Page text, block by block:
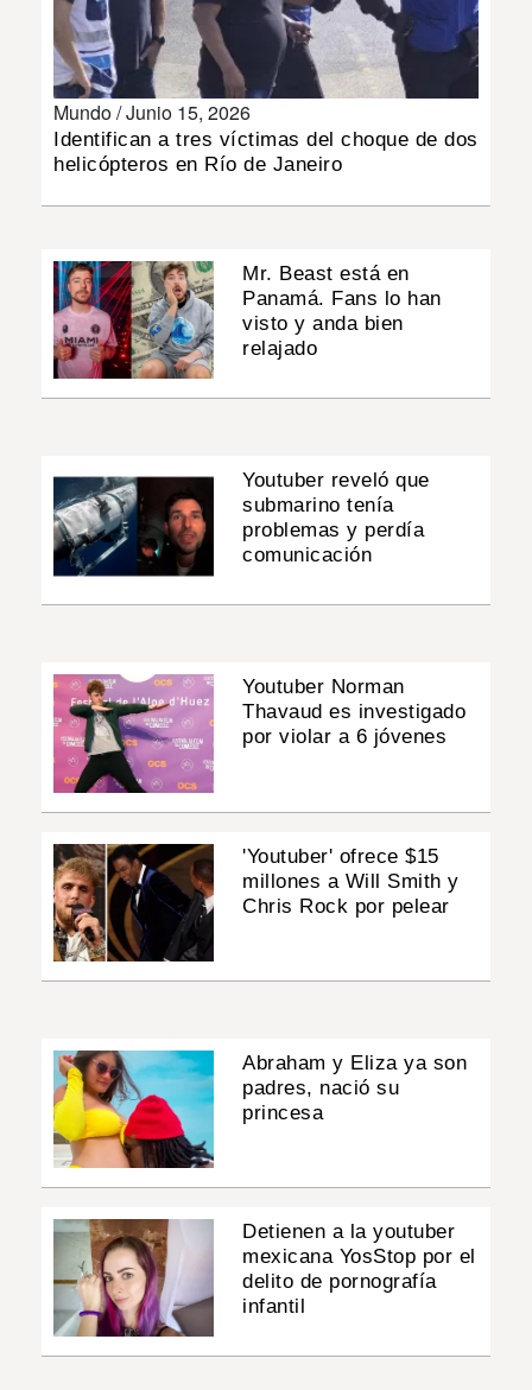
Mundo /Junio 15, 2026
Identifican a tres víctimas del choque de dos
helicópteros en Río de Janeiro
Mr. Beast está en
Panamá. Fans lo han
visto y anda bien
relajado
Youtuber reveló que
submarino tenía
problemas y perdía
comunicación
Youtuber Norman
Thavaud es investigado
por violar a 6 jóvenes
'Youtuber' ofrece $15
millones a Will Smith y
Chris Rock por pelear
Abraham y Eliza ya son
padres, nació su
princesa
Detienen a la youtuber
mexicana YosStop por el
delito de pornografía
infantil